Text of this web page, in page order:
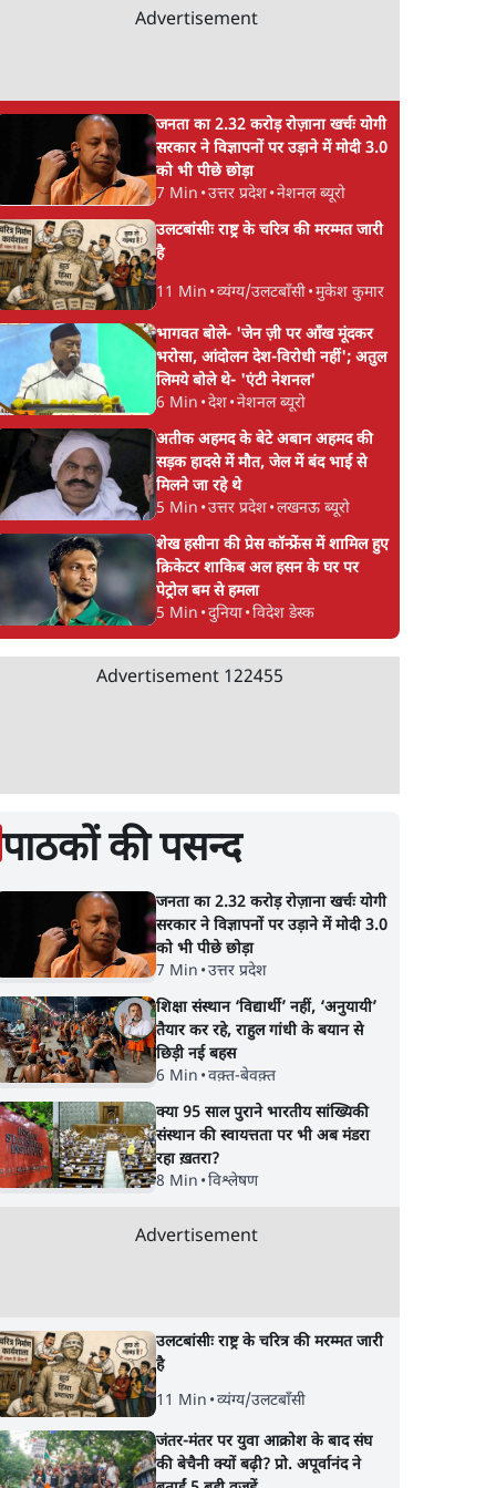
कोर्ट में बताया कारण
रोज़गार, सरकारी
Advertisement
जनता का 2.32 करोड़ रोज़ाना खर्चः योगी
सरकार ने विज्ञापनों पर उड़ाने में मोदी 3.0
को भी पीछे छोड़ा
7 Min •उत्तर प्रदेश•नेशनल ब्यूरो
उलटबांसीः राष्ट्र के चरित्र की मरम्मत जारी
है
11 Min •व्यंग्य/उलटबाँसी•मुकेश कुमार
भागवत बोले- 'जेन ज़ी पर आँख मूंदकर
भरोसा, आंदोलन देश-विरोधी नहीं'; अतुल
लिमये बोले थे- 'एंटी नेशनल'
6 Min •देश•नेशनल ब्यूरो
अतीक अहमद के बेटे अबान अहमद की
सड़क हादसे में मौत, जेल में बंद भाई से
मिलने जा रहे थे
5 Min •उत्तर प्रदेश•लखनऊ ब्यूरो
शेख हसीना की प्रेस कॉन्फ्रेंस में शामिल हुए
क्रिकेटर शाकिब अल हसन के घर पर
पेट्रोल बम से हमला
5 Min •दुनिया•विदेश डेस्क
Advertisement 122455
पाठकों की पसन्द
जनता का 2.32 करोड़ रोज़ाना खर्चः योगी
सरकार ने विज्ञापनों पर उड़ाने में मोदी 3.0
को भी पीछे छोड़ा
7 Min •उत्तर प्रदेश
शिक्षा संस्थान ‘विद्यार्थी’ नहीं, ‘अनुयायी’
तैयार कर रहे, राहुल गांधी के बयान से
छिड़ी नई बहस
6 Min •वक़्त-बेवक़्त
क्या 95 साल पुराने भारतीय सांख्यिकी
संस्थान की स्वायत्तता पर भी अब मंडरा
रहा ख़तरा?
8 Min •विश्लेषण
Advertisement
उलटबांसीः राष्ट्र के चरित्र की मरम्मत जारी
है
11 Min •व्यंग्य/उलटबाँसी
जंतर-मंतर पर युवा आक्रोश के बाद संघ
की बेचैनी क्यों बढ़ी? प्रो. अपूर्वानंद ने